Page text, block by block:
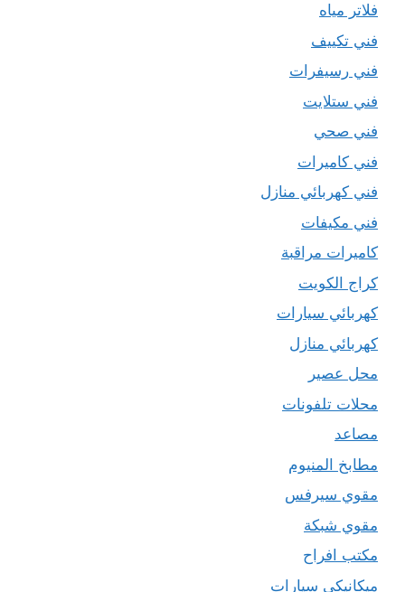
فلاتر مياه
فني تكييف
فني رسيفرات
فني ستلايت
فني صحي
فني كاميرات
فني كهربائي منازل
فني مكيفات
كاميرات مراقبة
كراج الكويت
كهربائي سيارات
كهربائي منازل
محل عصير
محلات تلفونات
مصاعد
مطابخ المنيوم
مقوي سيرفس
مقوي شبكة
مكتب افراح
ميكانيكي سيارات